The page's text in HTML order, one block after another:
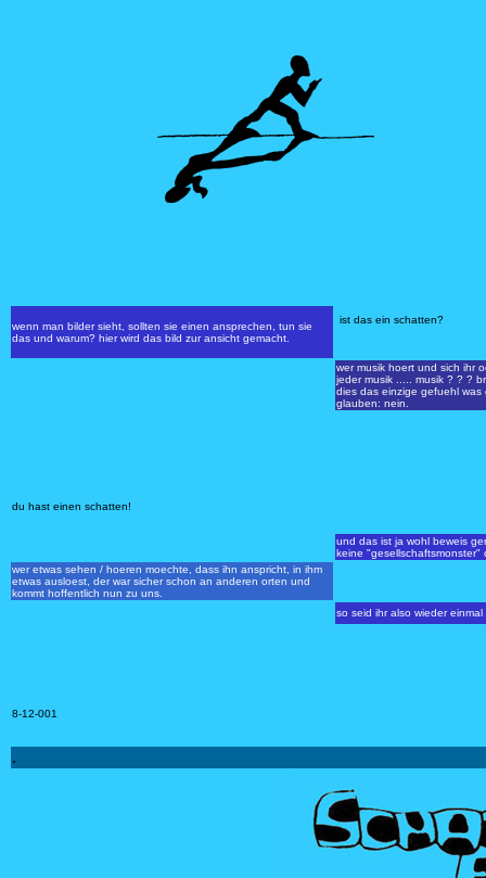
wenn man bilder sieht, sollten sie einen ansprechen, tun sie
das und warum? hier wird das bild zur ansicht gemacht.
ist das ein schatten?
wer musik hoert und sich ihr
jeder musik ..... musik ? ? ?
dies das einzige gefuehl was
glauben: nein.
du hast einen schatten!
und das ist ja wohl beweis
keine "gesellschaftsmonster"
wer etwas sehen / hoeren moechte, dass ihn anspricht, in ihm
etwas ausloest, der war sicher schon an anderen orten und
kommt hoffentlich nun zu uns.
so seid ihr also wieder
8-12-001
.